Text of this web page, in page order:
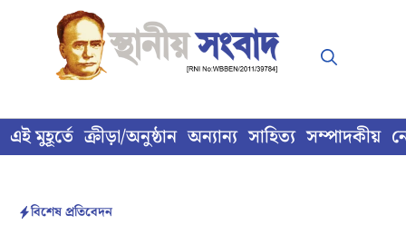
content
এই মুহূর্তে ক্রীড়া/অনুষ্ঠান অন্যান্য সাহিত্য সম্পাদকীয়
বিশেষ প্রতিবেদন